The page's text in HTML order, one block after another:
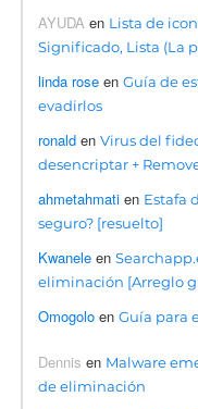
AYUDA en Lista de
Significado, Lista (La
linda rose enGuía de
evadirlos
ronald enVirus del
desencriptar +
ahmetahmati en Estafa
seguro? [resuelto]
Kwanele en
eliminación [Arreglo
Omogolo enGuía para
Dennis en Malware
de eliminación